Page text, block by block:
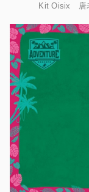
Kit Oisix 唐